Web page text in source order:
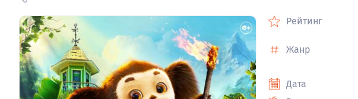
Рейтинг
Жанр
Дата